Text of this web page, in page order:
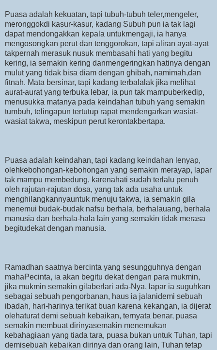
Puasa adalah kekuatan, tapi tubuh-tubuh teler,mengeler,
meronggokdi kasur-kasur, kadang Subuh pun ia tak lagi
dapat mendongakkan kepala untukmengaji, ia hanya
mengosongkan perut dan tenggorokan, tapi aliran ayat-ayat
takpernah merasuk nusuk membasahi hati yang begitu
kering, ia semakin kering danmengeringkan hatinya dengan
mulut yang tidak bisa diam dengan ghibah, namimah,dan
fitnah. Mata bersinar, tapi kadang terbalalak jika melihat
aurat-aurat yang terbuka lebar, ia pun tak mampuberkedip,
menusukka matanya pada keindahan tubuh yang semakin
tumbuh, telingapun tertutup rapat mendengarkan wasiat-
wasiat takwa, meskipun perut kerontakbertapa.
Puasa adalah keindahan, tapi kadang keindahan lenyap,
olehkebohongan-kebohongan yang semakin merayap, lapar
tak mampu membedung, karenahati sudah terlalu penuh
oleh rajutan-rajutan dosa, yang tak ada usaha untuk
menghilangkannyauntuk menuju takwa, ia semakin gila
menemui budak-budak nafsu berhala, berhalauang, berhala
manusia dan berhala-hala lain yang semakin tidak merasa
begitudekat dengan manusia.
Ramadhan saatnya bercinta yang sesungguhnya dengan
mahaPecinta, ia akan begitu dekat dengan para mukmin,
jika mukmin semakin gilaberlari ada-Nya, lapar ia suguhkan
sebagai sebuah pengorbanan, haus ia jalanidemi sebuah
ibadah, hari-harinya terikat buan karena kekangan, ia dijerat
olehaturat demi sebuah kebaikan, ternyata benar, puasa
semakin membuat dirinyasemakin menemukan
kebahagiaan yang tiada tara, puasa bukan untuk Tuhan, tapi
demisebuah kebaikan dirinya dan orang lain, Tuhan tetap